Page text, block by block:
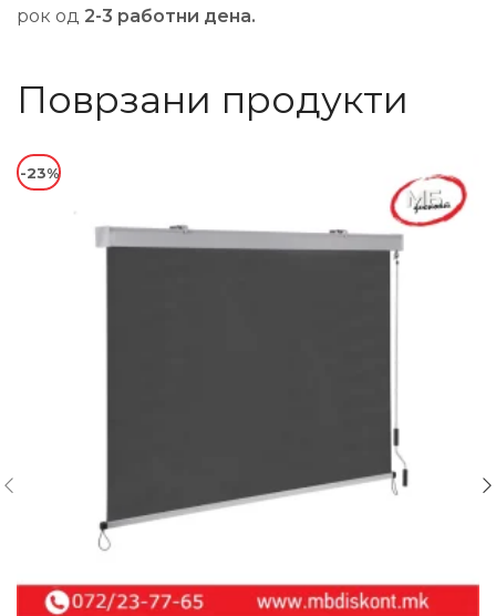
рок од 2-3 работни дена.
Поврзани продукти
-23%